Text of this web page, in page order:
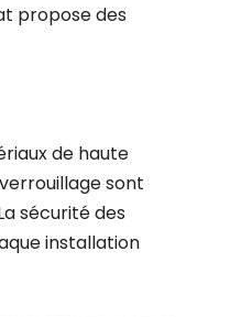
propose des
de haute
sont
sécurité des
installation